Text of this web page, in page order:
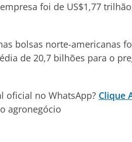
foi de US$1,77
bolsas norte-americanas
de 20,7 bilhões para o
oficial no WhatsApp? Clique
agronegócio